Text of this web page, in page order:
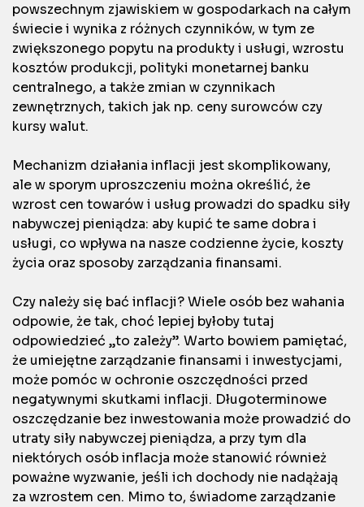
powszechnym zjawiskiem w gospodarkach na całym
świecie i wynika z różnych czynników, w tym ze
zwiększonego popytu na produkty i usługi, wzrostu
kosztów produkcji, polityki monetarnej banku
centralnego, a także zmian w czynnikach
zewnętrznych, takich jak np. ceny surowców czy
kursy walut.
Mechanizm działania inflacji jest skomplikowany,
ale w sporym uproszczeniu można określić, że
wzrost cen towarów i usług prowadzi do spadku siły
nabywczej pieniądza: aby kupić te same dobra i
usługi, co wpływa na nasze codzienne życie, koszty
życia oraz sposoby zarządzania finansami.
Czy należy się bać inflacji? Wiele osób bez wahania
odpowie, że tak, choć lepiej byłoby tutaj
odpowiedzieć „to zależy”. Warto bowiem pamiętać,
że umiejętne zarządzanie finansami i inwestycjami,
może pomóc w ochronie oszczędności przed
negatywnymi skutkami inflacji. Długoterminowe
oszczędzanie bez inwestowania może prowadzić do
utraty siły nabywczej pieniądza, a przy tym dla
niektórych osób inflacja może stanowić również
poważne wyzwanie, jeśli ich dochody nie nadążają
za wzrostem cen. Mimo to, świadome zarządzanie